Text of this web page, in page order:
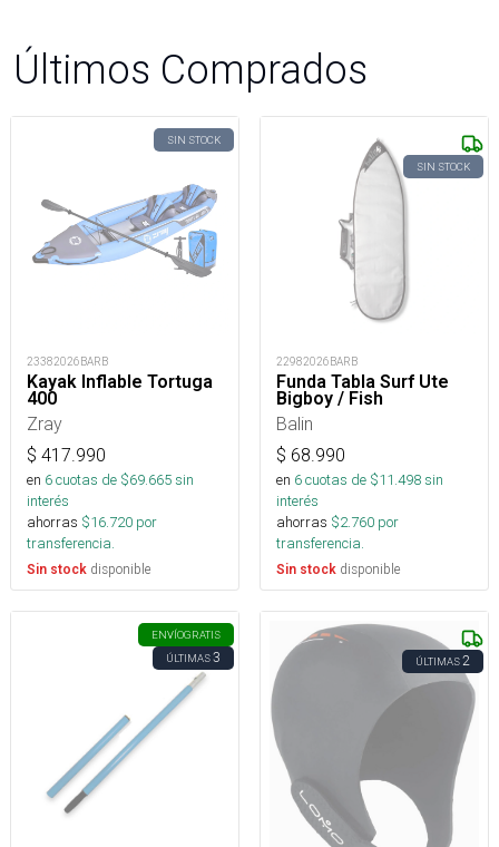
Últimos Comprados
SIN STOCK
23382026BARB
Kayak Inflable Tortuga
400
Zray
$ 417.990
en 6cuotas de $69.665sin
interés
ahorras $16.720 por
transferencia.
Sin stock disponible
SIN STOCK
22982026BARB
Funda Tabla Surf Ute
Bigboy / Fish
Balin
$ 68.990
en 6cuotas de $11.498sin
interés
ahorras $2.760 por
transferencia.
Sin stock disponible
ENVÍOGRATIS
ÚLTIMAS3 ÚLTIMAS2